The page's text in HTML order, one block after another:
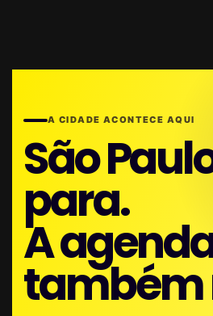
A CIDADE ACONTECE AQUI
São
para.
A
também